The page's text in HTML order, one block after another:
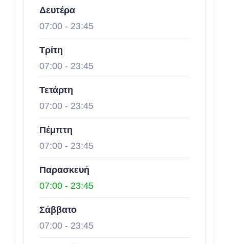
Δευτέρα
07:00 - 23:45
Τρίτη
07:00 - 23:45
Τετάρτη
07:00 - 23:45
Πέμπτη
07:00 - 23:45
Παρασκευή
07:00 - 23:45
Σάββατο
07:00 - 23:45